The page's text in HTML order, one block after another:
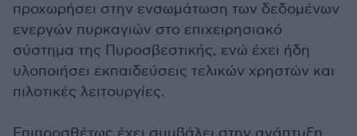
προχωρήσει στην ενσωμάτωση των δεδομένων
ενεργών πυρκαγιών στο επιχειρησιακό
σύστημα της Πυροσβεστικής, ενώ έχει ήδη
υλοποιήσει εκπαιδεύσεις τελικών χρηστών και
πιλοτικές λειτουργίες.